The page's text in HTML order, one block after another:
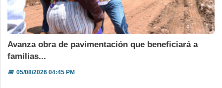
Avanza obra de pavimentación que beneficiará a
familias...
📅05/08/2026 04:45 PM